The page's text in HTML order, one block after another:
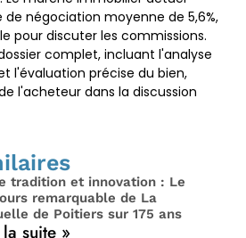
négociation moyenne de 5,6%,
pour discuter les commissions.
complet, incluant l'analyse
l'évaluation précise du bien,
l'acheteur dans la discussion
tradition et innovation : Le
remarquable de La
de Poitiers sur 175 ans
suite »